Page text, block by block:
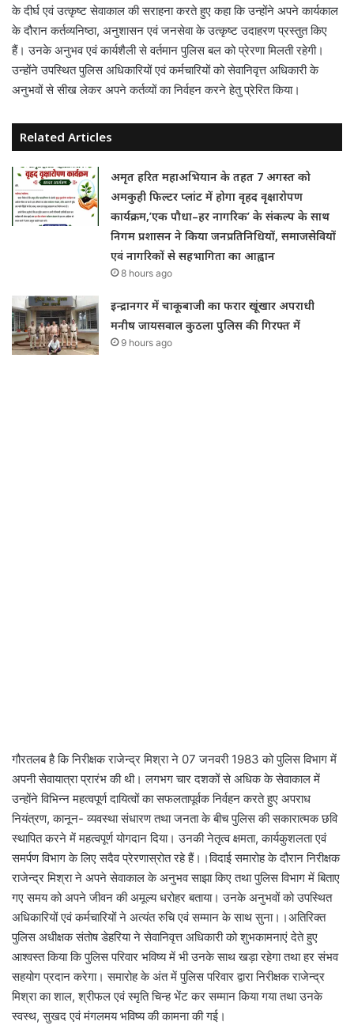
के दीर्घ एवं उत्कृष्ट सेवाकाल की सराहना करते हुए कहा कि उन्होंने अपने कार्यकाल
के दौरान कर्तव्यनिष्ठा, अनुशासन एवं जनसेवा के उत्कृष्ट उदाहरण प्रस्तुत किए
हैं। उनके अनुभव एवं कार्यशैली से वर्तमान पुलिस बल को प्रेरणा मिलती रहेगी।
उन्होंने उपस्थित पुलिस अधिकारियों एवं कर्मचारियों को सेवानिवृत्त अधिकारी के
अनुभवों से सीख लेकर अपने कर्तव्यों का निर्वहन करने हेतु प्रेरित किया।
Related Articles
अमृत हरित महाअभियान के तहत 7 अगस्त को
अमकुही फिल्टर प्लांट में होगा वृहद वृक्षारोपण
कार्यक्रम,’एक पौधा–हर नागरिक’ के संकल्प के साथ
निगम प्रशासन ने किया जनप्रतिनिधियों, समाजसेवियों
एवं नागरिकों से सहभागिता का आह्वान
8 hours ago
इन्द्रानगर में चाकूबाजी का फरार खूंखार अपराधी
मनीष जायसवाल कुठला पुलिस की गिरफ्त में
9 hours ago
गौरतलब है कि निरीक्षक राजेन्द्र मिश्रा ने 07 जनवरी 1983 को पुलिस विभाग में
अपनी सेवायात्रा प्रारंभ की थी। लगभग चार दशकों से अधिक के सेवाकाल में
उन्होंने विभिन्न महत्वपूर्ण दायित्वों का सफलतापूर्वक निर्वहन करते हुए अपराध
नियंत्रण, कानून- व्यवस्था संधारण तथा जनता के बीच पुलिस की सकारात्मक छवि
स्थापित करने में महत्वपूर्ण योगदान दिया। उनकी नेतृत्व क्षमता, कार्यकुशलता एवं
समर्पण विभाग के लिए सदैव प्रेरणास्रोत रहे हैं।।विदाई समारोह के दौरान निरीक्षक
राजेन्द्र मिश्रा ने अपने सेवाकाल के अनुभव साझा किए तथा पुलिस विभाग में बिताए
गए समय को अपने जीवन की अमूल्य धरोहर बताया। उनके अनुभवों को उपस्थित
अधिकारियों एवं कर्मचारियों ने अत्यंत रुचि एवं सम्मान के साथ सुना।।अतिरिक्त
पुलिस अधीक्षक संतोष डेहरिया ने सेवानिवृत्त अधिकारी को शुभकामनाएं देते हुए
आश्वस्त किया कि पुलिस परिवार भविष्य में भी उनके साथ खड़ा रहेगा तथा हर संभव
सहयोग प्रदान करेगा। समारोह के अंत में पुलिस परिवार द्वारा निरीक्षक राजेन्द्र
मिश्रा का शाल, श्रीफल एवं स्मृति चिन्ह भेंट कर सम्मान किया गया तथा उनके
स्वस्थ, सुखद एवं मंगलमय भविष्य की कामना की गई।